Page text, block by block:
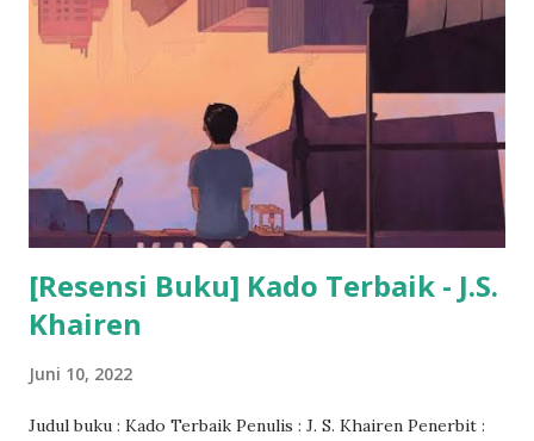
[Resensi Buku] Kado Terbaik - J.S.
Khairen
Juni 10, 2022
Judul buku : Kado Terbaik Penulis : J. S. Khairen Penerbit :